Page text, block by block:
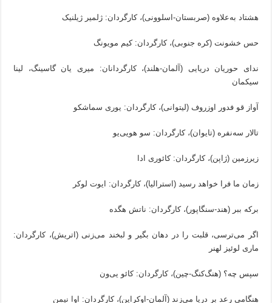
هشتاد به‌علاوه (صربستان-اسلوونی)، کارگردان: ژلمیر ژیلنیک
حس خشونت (کره جنوبی)، کارگردان: کیم مویونگ
ندای حوریان دریایی (آلمان-هلند)، کارگردانان: میری یان گاسینگ، لینا
سیکمان
آواز قو فدور اوزروف (لیتوانی)، کارگردان: یوری سماشکو
تالار سه‌نفره (تایوان)، کارگردان: سو هویی‌یو
زیرزمین (ژاپن)، کارگردان: کائوری ادا
زمان ما فرا خواهد رسید (استرالیا)، کارگردان: ایوت لوکر
برکه ببر (هند-سنگاپور)، کارگردان: ناتش هگده
اگر می‌ترسی، قلبت را در دهان بگیر و لبخند می‌زنی (اتریش)، کارگردان:
ماری لوئیز لهنر
سپس چه؟ (هنگ‌کنگ-چین)، کارگردان: کائو یی‌ون
هنگامی رعد بر دریا می‌زند (آلمان-اوکراین)، کارگردان: اوا نیمن